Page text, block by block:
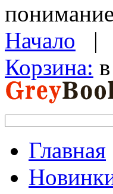
Начало |
Корзина:
Главная